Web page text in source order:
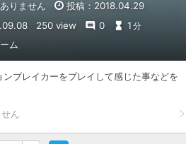
りません
投稿：2018.04.29
250 view 0 1 分
ム
ブレイカーをプレイして感じた事などを